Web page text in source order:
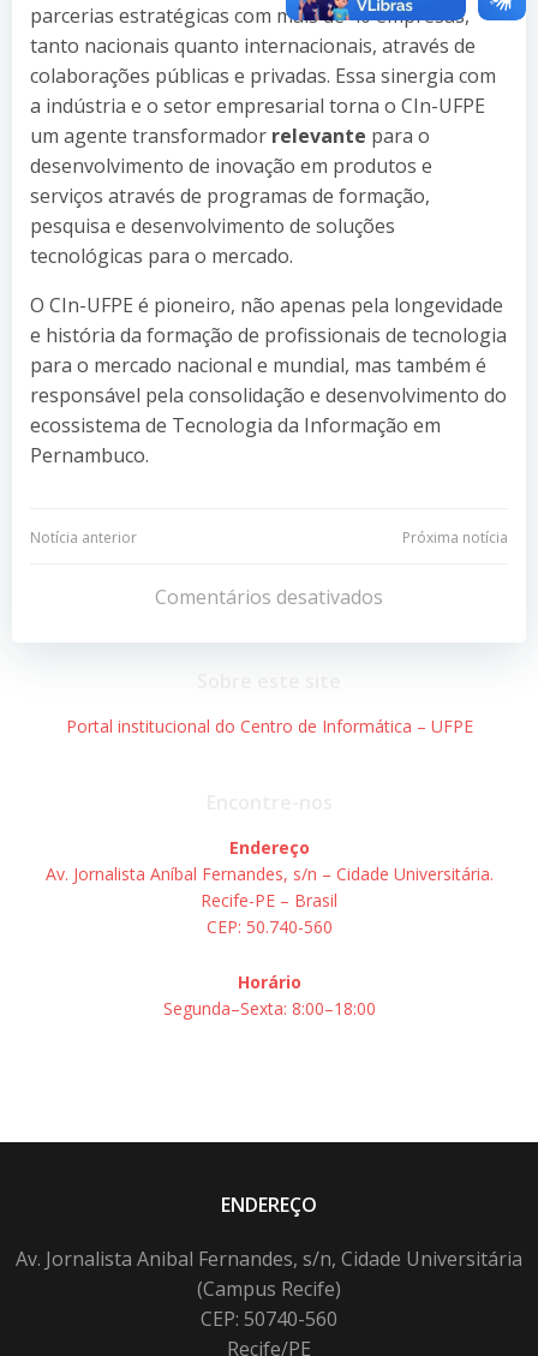
parcerias estratégicas com mais de 40 empresas,
tanto nacionais quanto internacionais, através de
colaborações públicas e privadas. Essa sinergia com
a indústria e o setor empresarial torna o CIn-UFPE
um agente transformador relevante para o
desenvolvimento de inovação em produtos e
serviços através de programas de formação,
pesquisa e desenvolvimento de soluções
tecnológicas para o mercado.
O CIn-UFPE é pioneiro, não apenas pela longevidade
e história da formação de profissionais de tecnologia
para o mercado nacional e mundial, mas também é
responsável pela consolidação e desenvolvimento do
ecossistema de Tecnologia da Informação em
Pernambuco.
Navegação
Post
Notícia anterior
Navegação
de
Post
Próxima notícia
Comentários desativados
Portal institucional do Centro de Informática – UFPE
Endereço
Av. Jornalista Aníbal Fernandes, s/n – Cidade Universitária.
Recife-PE – Brasil
CEP: 50.740-560
Horário
Segunda–Sexta: 8:00–18:00
ENDEREÇO
Av. Jornalista Anibal Fernandes, s/n, Cidade Universitária
(Campus Recife)
CEP: 50740-560
Recife/PE